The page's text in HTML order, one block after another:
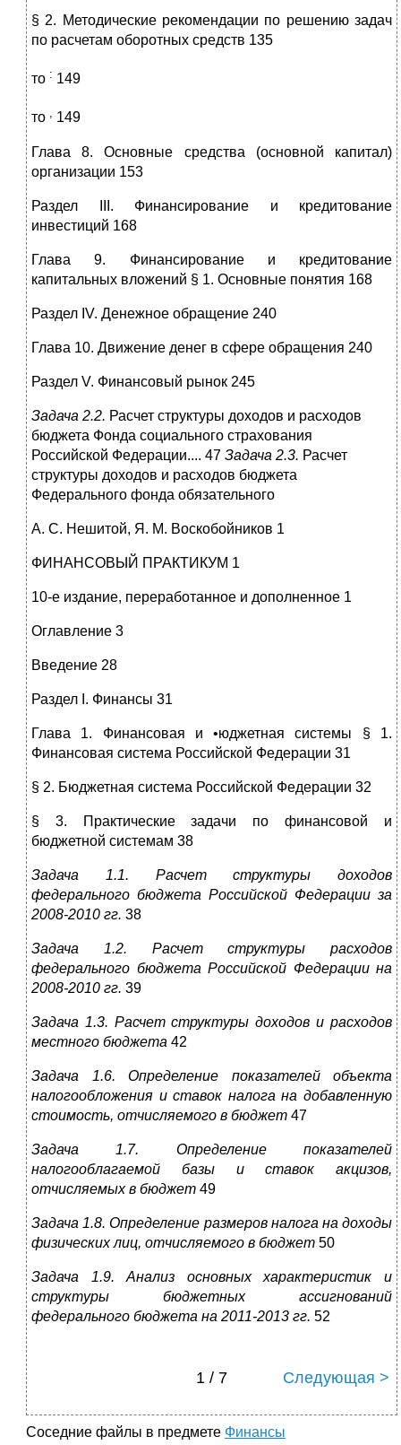
§ 2. Методические рекомендации по решению задач
по расчетам оборотных средств 135
то : 149
то , 149
Глава 8. Основные средства (основной капитал)
организации 153
Раздел III. Финансирование и кредитование
инвестиций 168
Глава 9. Финансирование и кредитование
капитальных вложений § 1. Основные понятия 168
Раздел IV. Денежное обращение 240
Глава 10. Движение денег в сфере обращения 240
Раздел V. Финансовый рынок 245
Задача 2.2. Расчет структуры доходов и расходов
бюджета Фонда социального страхования
Российской Федерации.... 47 Задача 2.3. Расчет
структуры доходов и расходов бюджета
Федерального фонда обязательного
А. С. Нешитой, Я. М. Воскобойников 1
ФИНАНСОВЫЙ ПРАКТИКУМ 1
10-е издание, переработанное и дополненное 1
Оглавление 3
Введение 28
Раздел I. Финансы 31
Глава 1. Финансовая и •юджетная системы § 1.
Финансовая система Российской Федерации 31
§ 2. Бюджетная система Российской Федерации 32
§ 3. Практические задачи по финансовой и
бюджетной системам 38
Задача 1.1. Расчет структуры доходов
федерального бюджета Российской Федерации за
2008-2010 гг. 38
Задача 1.2. Расчет структуры расходов
федерального бюджета Российской Федерации на
2008-2010 гг. 39
Задача 1.3. Расчет структуры доходов и расходов
местного бюджета 42
Задача 1.6. Определение показателей объекта
налогообложения и ставок налога на добавленную
стоимость, отчисляемого в бюджет 47
Задача 1.7. Определение показателей
налогооблагаемой базы и ставок акцизов,
отчисляемых в бюджет 49
Задача 1.8. Определение размеров налога на доходы
физических лиц, отчисляемого в бюджет 50
Задача 1.9. Анализ основных характеристик и
структуры бюджетных ассигнований
федерального бюджета на 2011-2013 гг. 52
1 / 7 Следующая >
Соседние файлы в предмете Финансы